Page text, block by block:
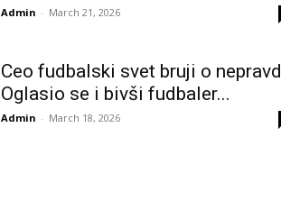
Admin - March 21, 2026
Ceo fudbalski svet bruji o
Oglasio se i bivši fudbaler...
Admin - March 18, 2026